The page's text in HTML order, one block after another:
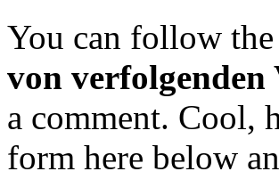
You can follow
von verfolgenden
a comment. Cool,
form here below